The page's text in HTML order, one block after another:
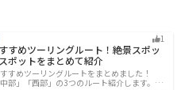
1
すめツーリングルート！絶景スポッ
ポットをまとめて紹介
すめツーリングルートをまとめました！
中部」「西部」の3つのルート紹介します。自